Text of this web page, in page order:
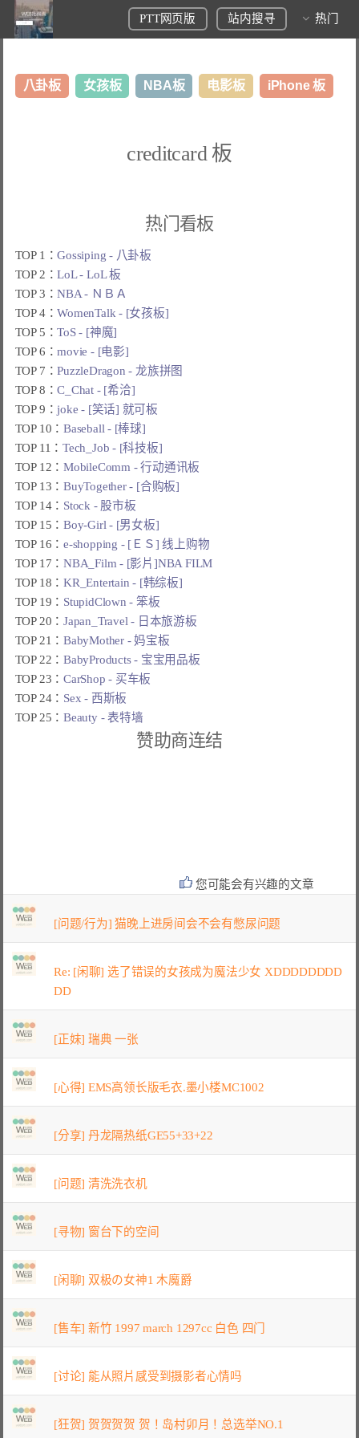
PTT网页版 站内搜寻 热门
八卦板 女孩板 NBA板 电影板 iPhone 板
creditcard 板
热门看板
TOP 1：Gossiping - 八卦板
TOP 2：LoL - LoL 板
TOP 3：NBA - ＮＢＡ
TOP 4：WomenTalk - [女孩板]
TOP 5：ToS - [神魔]
TOP 6：movie - [电影]
TOP 7：PuzzleDragon - 龙族拼图
TOP 8：C_Chat - [希洽]
TOP 9：joke - [笑话] 就可板
TOP 10：Baseball - [棒球]
TOP 11：Tech_Job - [科技板]
TOP 12：MobileComm - 行动通讯板
TOP 13：BuyTogether - [合购板]
TOP 14： Stock - 股市板
TOP 15：Boy-Girl - [男女板]
TOP 16：e-shopping - [ＥＳ] 线上购物
TOP 17：NBA_Film - [影片]NBA FILM
TOP 18：KR_Entertain - [韩综板]
TOP 19： StupidClown - 笨板
TOP 20：Japan_Travel - 日本旅游板
TOP 21：BabyMother - 妈宝板
TOP 22：BabyProducts - 宝宝用品板
TOP 23：CarShop - 买车板
TOP 24： Sex - 西斯板
TOP 25：Beauty - 表特墙
赞助商连结
您可能会有兴趣的文章
[问题/行为] 猫晚上进房间会不会有憋尿问题
Re: [闲聊] 选了错误的女孩成为魔法少女 XDDDDDDDD
DD
[正妹] 瑞典 一张
[心得] EMS高领长版毛衣.墨小楼MC1002
[分享] 丹龙隔热纸GE55+33+22
[问题] 清洗洗衣机
[寻物] 窗台下的空间
[闲聊] 双极の女神1 木魔爵
[售车] 新竹 1997 march 1297cc 白色 四门
[讨论] 能从照片感受到摄影者心情吗
[狂贺] 贺贺贺贺 贺！岛村卯月！总选举NO.1